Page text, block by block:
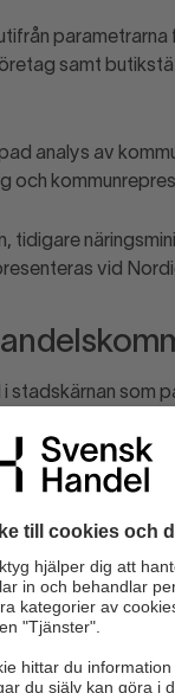
samt
analys av
och
tidigare
vid
stadskärnan som
(inflöde av
återhämtat sig väl
arbetsgivare.
i hur de för en